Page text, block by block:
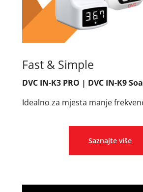
Fast & Simple
DVC IN-K3 PRO | DVC IN-K9
Idealno za mjesta manje
Saznajte više